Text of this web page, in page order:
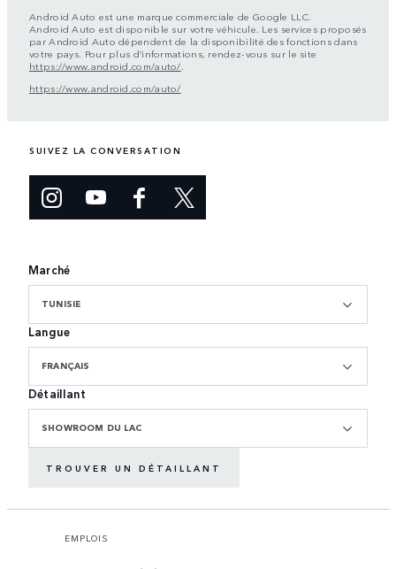
Android Auto est une marque commerciale de Google LLC.
Android Auto est disponible sur votre véhicule. Les services proposés
par Android Auto dépendent de la disponibilité des fonctions dans
votre pays. Pour plus d’informations, rendez-vous sur le site
https://www.android.com/auto/
https://www.android.com/auto/
SUIVEZ LA CONVERSATION
Marché
TUNISIE
Langue
FRANÇAIS
Détaillant
SHOWROOM DU LAC
TROUVER UN DÉTAILLANT
EMPLOIS